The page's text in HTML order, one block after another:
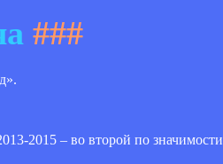
###
2015 – во второй по значимости